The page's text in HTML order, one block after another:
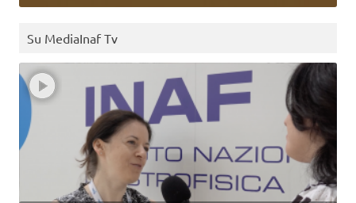
Su MediaInaf Tv